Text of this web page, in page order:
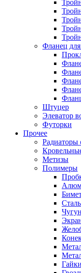
Фланец
Штуцер
Элеватор
Футорки
Прочее
Радиаторы
Метизы
Полимеры
Гайки